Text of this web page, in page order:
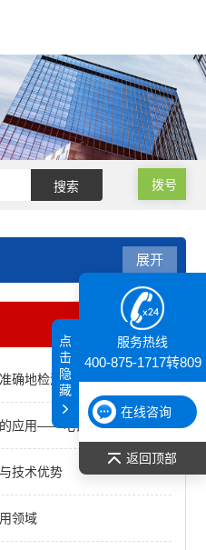
拨号
Optistat Dry
展开
确地检测和识别物质
的应用——电镀篇
技术优势
领域
服务热线
400-875-1717转809
在线咨询
返回顶部
点
击
隐
藏